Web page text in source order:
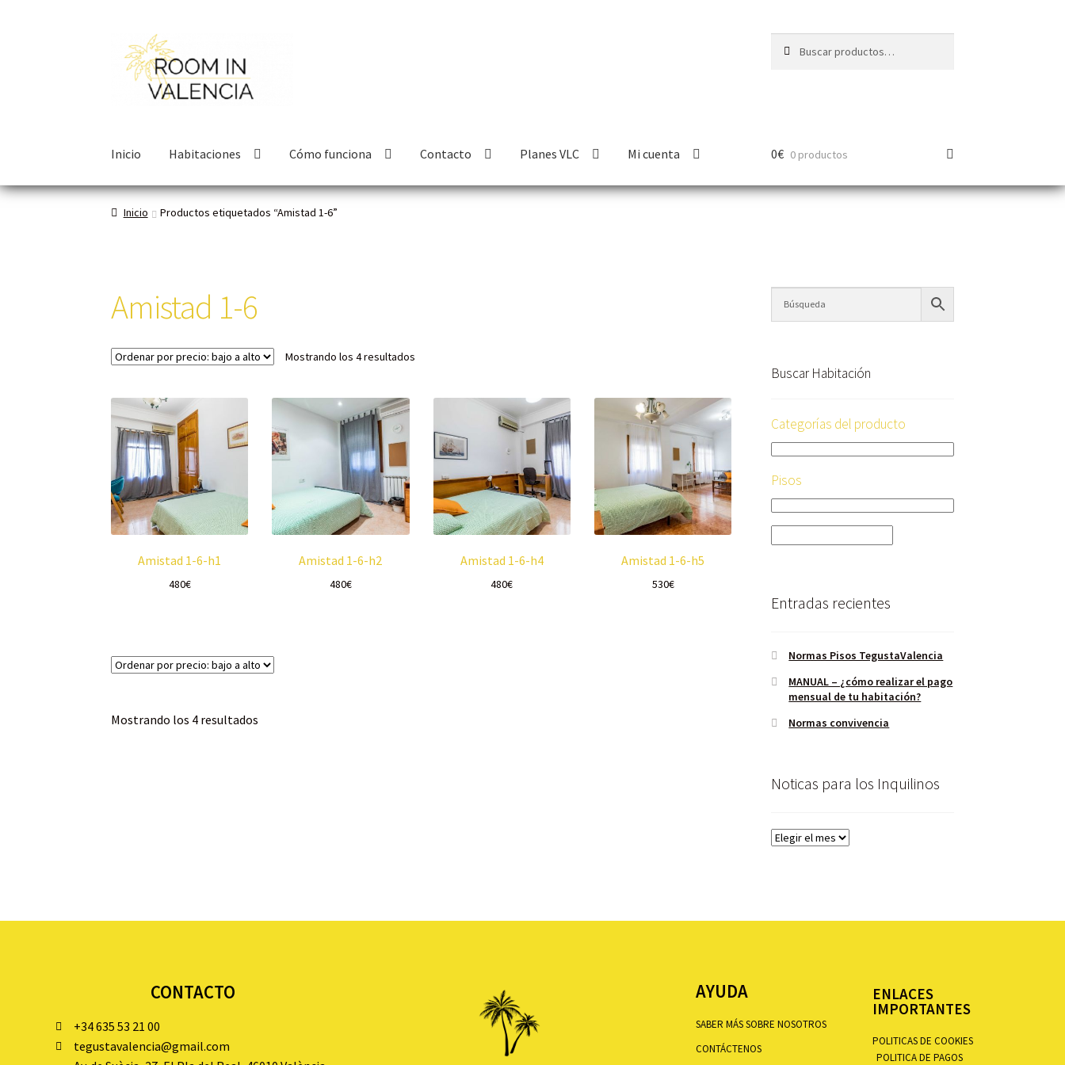
Inicio Habitaciones Cómo funciona Contacto Planes VLC Mi cuenta 0€ 0 productos
Inicio Productos etiquetados “Amistad 1-6”
Amistad 1-6
Mostrando los 4 resultados
Amistad 1-6-h1
480€
Amistad 1-6-h2
480€
Amistad 1-6-h4
480€
Amistad 1-6-h5
530€
Mostrando los 4 resultados
Buscar Habitación
Categorías del producto
Pisos
Entradas recientes
Normas Pisos TegustaValencia
MANUAL – ¿cómo realizar el pago
mensual de tu habitación?
Normas convivencia
Noticas para los Inquilinos
CONTACTO
+34 635 53 21 00
tegustavalencia@gmail.com
AYUDA
SABER MÁS SOBRE NOSOTROS
CONTÁCTENOS
ENLACES
IMPORTANTES
POLITICAS DE COOKIES
POLITICA DE PAGOS